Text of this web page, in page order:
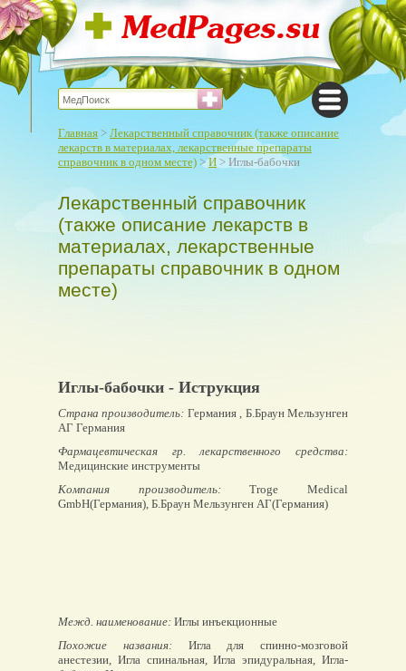
Главная > Лекарственный справочник (также описание
лекарств в материалах, лекарственные препараты
справочник в одном месте) >И > Иглы-бабочки
Лекарственный справочник
(также описание лекарств в
материалах, лекарственные
препараты справочник в одном
месте)
Иглы-бабочки - Иструкция
Страна производитель: Германия , Б.Браун Мельзунген
АГ Германия
Фармацевтическая гр. лекарственного средства:
Медицинские инструменты
Компания производитель:Troge Medical
GmbH(Германия), Б.Браун Мельзунген АГ(Германия)
Межд. наименование: Иглы инъекционные
Похожие названия:Игла для спинно-мозговой
анестезии, Игла спинальная, Игла эпидуральная, Игла-